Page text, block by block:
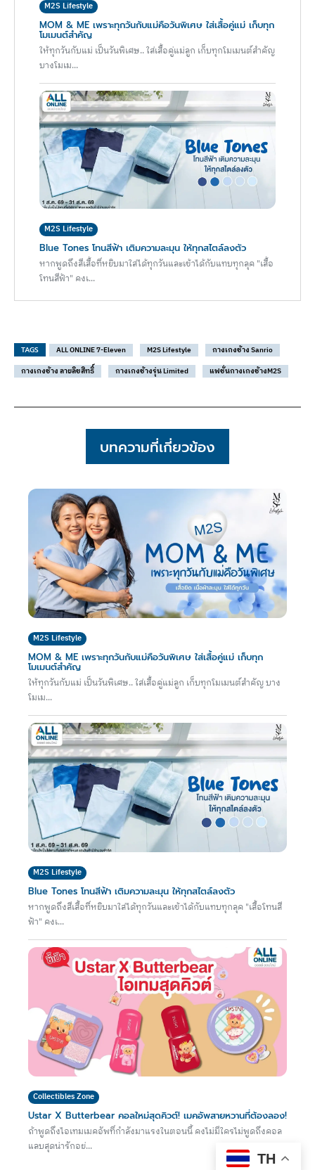
M2S Lifestyle
MOM & ME เพราะทุกวันกับแม่คือวันพิเศษ ใส่เสื้อคู่แม่ เก็บทุก
โมเมนต์สำคัญ
ให้ทุกวันกับแม่ เป็นวันพิเศษ.. ใส่เสื้อคู่แม่ลูก เก็บทุกโมเมนต์สำคัญ
บางโมเม...
M2S Lifestyle
Blue Tones โทนสีฟ้า เติมความละมุน ให้ทุกสไตล์ลงตัว
หากพูดถึงสีเสื้อที่หยิบมาใส่ได้ทุกวันและเข้าได้กับแทบทุกลุค "เสื้อ
โทนสีฟ้า" คงเ...
TAGS ALL ONLINE 7-Eleven M2S Lifestyle
กางเกงช้าง Sanrio
กางเกงช้าง ลายลิขสิทธิ์
กางเกงช้างรุ่น Limited แฟชั่นกางเกงช้างM2S
บทความที่เกี่ยวข้อง
M2S Lifestyle
MOM & ME เพราะทุกวันกับแม่คือวันพิเศษ ใส่เสื้อคู่แม่ เก็บทุก
โมเมนต์สำคัญ
ให้ทุกวันกับแม่ เป็นวันพิเศษ.. ใส่เสื้อคู่แม่ลูก เก็บทุกโมเมนต์สำคัญ บาง
โมเม...
M2S Lifestyle
Blue Tones โทนสีฟ้า เติมความละมุน ให้ทุกสไตล์ลงตัว
หากพูดถึงสีเสื้อที่หยิบมาใส่ได้ทุกวันและเข้าได้กับแทบทุกลุค "เสื้อโทนสี
ฟ้า" คงเ...
Collectibles Zone
Ustar X Butterbear คอลใหม่สุดคิวต์! เมคอัพสายหวานที่ต้องลอง!
ถ้าพูดถึงไอเทมเมคอัพที่กำลังมาแรงในตอนนี้ คงไม่มีใครไม่พูดถึงคอล
แลบสุดน่ารักอย่...
TH